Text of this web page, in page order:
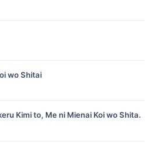
wo Shitai
Kimi to, Me ni Mienai Koi wo Shita.